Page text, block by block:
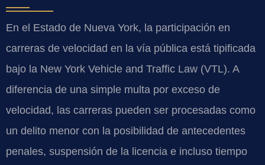
En el Estado de Nueva York, la participación en
carreras de velocidad en la vía pública está tipificada
bajo la New York Vehicle and Traffic Law (VTL). A
diferencia de una simple multa por exceso de
velocidad, las carreras pueden ser procesadas como
un delito menor con la posibilidad de antecedentes
penales, suspensión de la licencia e incluso tiempo